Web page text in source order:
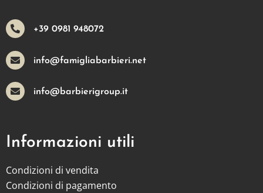
+39 0981 948072
info@famigliabarbieri.net
info@barbierigroup.it
Informazioni utili
Condizioni di vendita
Condizioni di pagamento